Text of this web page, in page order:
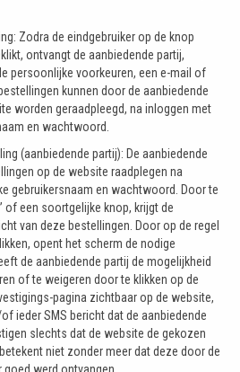
Zodra de eindgebruiker op de knop
ontvangt de aanbiedende partij,
persoonlijke voorkeuren, een e-mail of
kunnen door de aanbiedende
worden geraadpleegd, na inloggen met
en wachtwoord.
(aanbiedende partij): De aanbiedende
op de website raadplegen na
gebruikersnaam en wachtwoord. Door te
of een soortgelijke knop, krijgt de
van deze bestellingen. Door op de regel
opent het scherm de nodige
de aanbiedende partij de mogelijkheid
of te weigeren door te klikken op de
pagina zichtbaar op de website,
ieder SMS bericht dat de aanbiedende
slechts dat de website de gekozen
niet zonder meer dat deze door de